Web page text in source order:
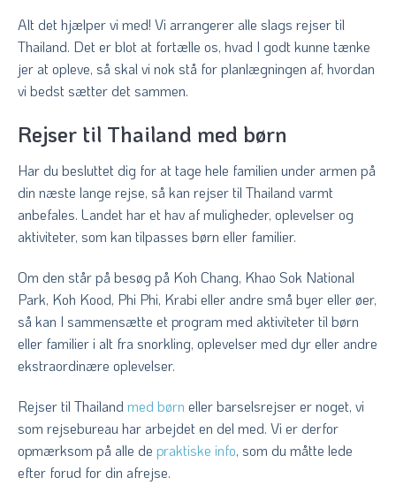
Alt det hjælper vi med! Vi arrangerer alle slags rejser til
Thailand. Det er blot at fortælle os, hvad I godt kunne tænke
jer at opleve, så skal vi nok stå for planlægningen af, hvordan
vi bedst sætter det sammen.
Rejser til Thailand med børn
Har du besluttet dig for at tage hele familien under armen på
din næste lange rejse, så kan rejser til Thailand varmt
anbefales. Landet har et hav af muligheder, oplevelser og
aktiviteter, som kan tilpasses børn eller familier.
Om den står på besøg på Koh Chang, Khao Sok National
Park, Koh Kood, Phi Phi, Krabi eller andre små byer eller øer,
så kan I sammensætte et program med aktiviteter til børn
eller familier i alt fra snorkling, oplevelser med dyr eller andre
ekstraordinære oplevelser.
Rejser til Thailand med børn eller barselsrejser er noget, vi
som rejsebureau har arbejdet en del med. Vi er derfor
opmærksom på alle de praktiske info, som du måtte lede
efter forud for din afrejse.